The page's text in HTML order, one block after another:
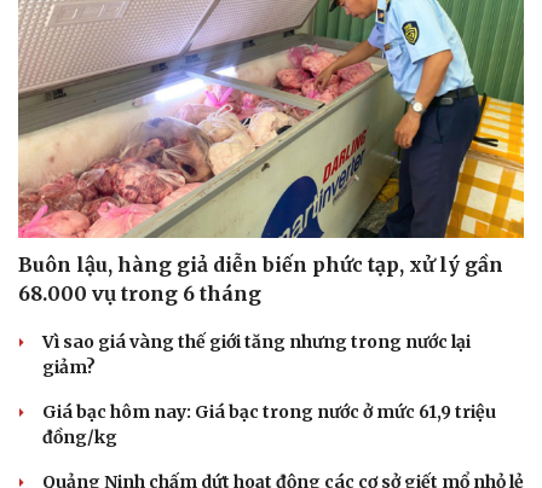
Buôn lậu, hàng giả diễn biến phức tạp, xử lý gần
68.000 vụ trong 6 tháng
Vì sao giá vàng thế giới tăng nhưng trong nước lại
giảm?
Giá bạc hôm nay: Giá bạc trong nước ở mức 61,9 triệu
đồng/kg
Quảng Ninh chấm dứt hoạt động các cơ sở giết mổ nhỏ lẻ